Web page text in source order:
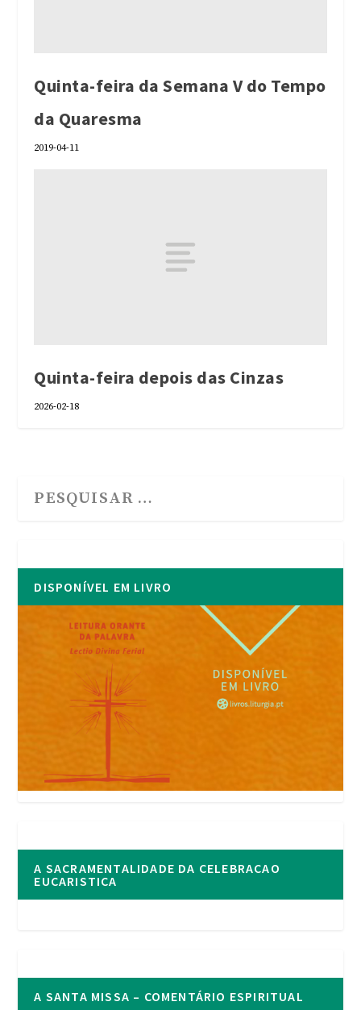
Quinta-feira da Semana V do Tempo
da Quaresma
2019-04-11
Quinta-feira depois das Cinzas
2026-02-18
DISPONÍVEL EM LIVRO
A SACRAMENTALIDADE DA CELEBRACAO
EUCARISTICA
A SANTA MISSA – COMENTÁRIO ESPIRITUAL